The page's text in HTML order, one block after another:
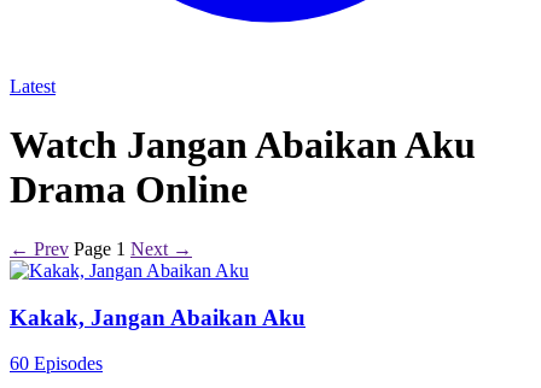
Latest
Watch Jangan Abaikan Aku
Drama Online
← Prev Page 1 Next →
Kakak, Jangan Abaikan Aku
60 Episodes